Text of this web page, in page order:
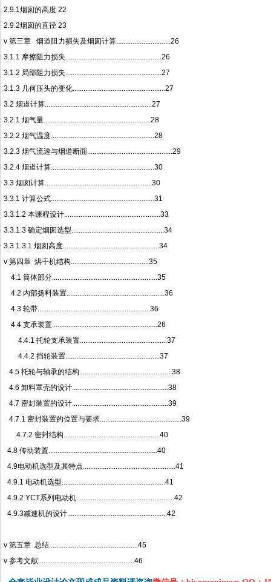
2.9.1烟囱的高度 22
2.9.2烟囱的直径 23
v 第三章 烟道阻力损失及烟囱计算..............................26
3.1.1 摩擦阻力损失.....................................................26
3.1.2 局部阻力损失.....................................................27
3.1.3 几何压头的变化...................................................27
3.2 烟道计算...........................................................27
3.2.1 烟气量...........................................................28
3.2.2 烟气温度.........................................................28
3.2.3 烟气流速与烟道断面...............................................29
3.2.4 烟道计算.........................................................30
3.3 烟囱计算...........................................................30
3.3.1 计算公式.........................................................31
3.3.1.2 本课程设计.....................................................33
3.3.1.3 确定烟囱选型...................................................34
3.3.1.3.1 烟囱高度.....................................................34
v 第四章 烘干机结构...........................................35
4.1 筒体部分..........................................................35
4.2 内部扬料装置......................................................36
4.3 轮带..............................................................36
4.4 支承装置..........................................................26
4.4.1 托轮支承装置................................................37
4.4.2 挡轮装置....................................................37
4.5 托轮与轴承的结构...................................................38
4.6 卸料罩壳的设计.....................................................38
4.7 密封装置的设计.....................................................39
4.7.1 密封装置的位置与要求.............................................39
4.7.2 密封结构.....................................................40
4.8 传动装置............................................................40
4.9电动机选型及其特点...................................................41
4.9.1 电动机选型.........................................................41
4.9.2 YCT系列电动机......................................................42
4.9.3减速机的设计.......................................................42
v 第五章 总结.................................................45
v 参考文献.....................................................46